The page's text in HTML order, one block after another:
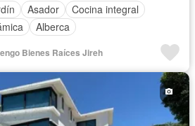
Asador
Cocina integral
Alberca
Bienes Raíces Jireh